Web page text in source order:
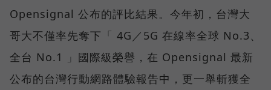
Opensignal 公布的評比結果。今年初，台灣大
哥大不僅率先奪下「 4G／5G 在線率全球 No.3、
全台 No.1 」國際級榮譽，在 Opensignal 最新
公布的台灣行動網路體驗報告中，更一舉斬獲全